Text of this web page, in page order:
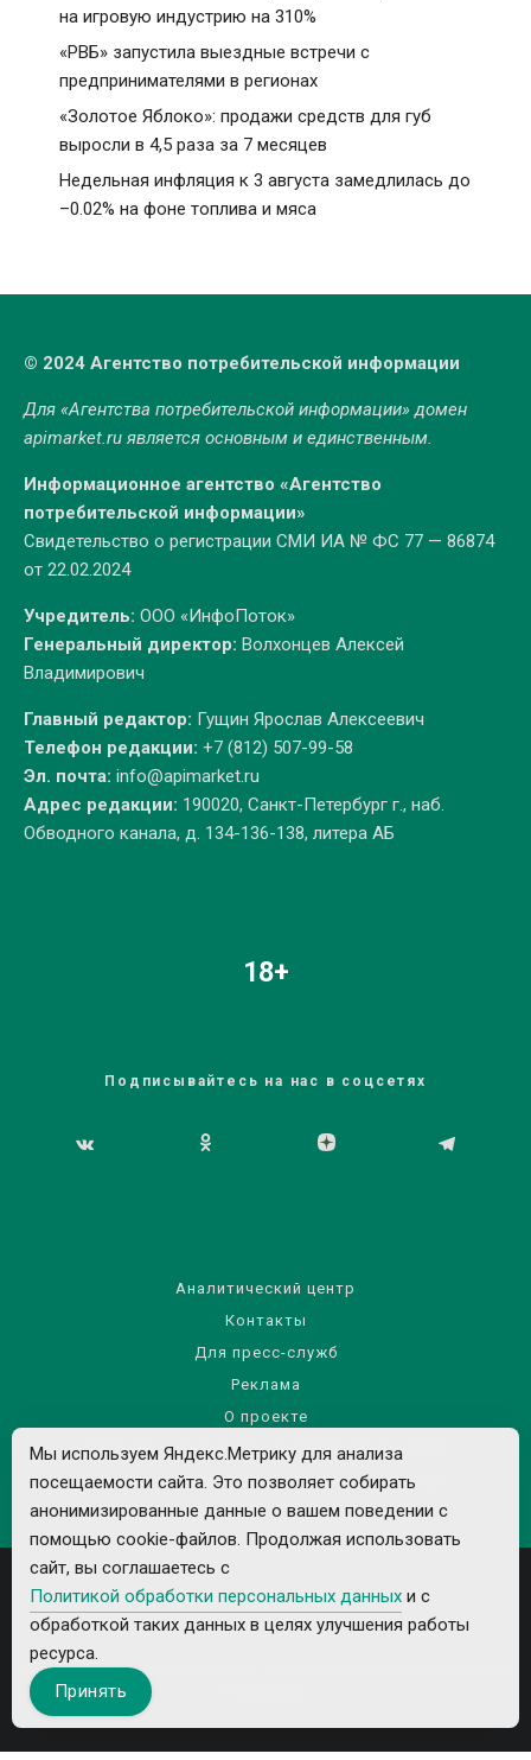
на игровую индустрию на 310%
«РВБ» запустила выездные встречи с
предпринимателями в регионах
«Золотое Яблоко»: продажи средств для губ
выросли в 4,5 раза за 7 месяцев
Недельная инфляция к 3 августа замедлилась до
–0.02% на фоне топлива и мяса
© 2024 Агентство потребительской информации
Для «Агентства потребительской информации» домен
apimarket.ruявляется основным и единственным.
Информационное агентство «Агентство
потребительской информации»
Свидетельство о регистрации СМИ ИА № ФС 77 — 86874
от 22.02.2024
Учредитель: ООО «ИнфоПоток»
Генеральный директор: Волхонцев Алексей
Владимирович
Главный редактор: Гущин Ярослав Алексеевич
Телефон редакции: +7 (812) 507-99-58
Эл. почта: info@apimarket.ru
Адрес редакции: 190020, Санкт-Петербург г., наб.
Обводного канала, д. 134-136-138, литера АБ
18+
Подписывайтесь на нас в соцсетях
Аналитический центр
Контакты
Для пресс-служб
Реклама
О проекте
Правила использования материалов сайта
Политика обработки персональных данных
Все рекламируемые товары и услуги имеют необходимые лицензии и
Мы используем Яндекс.Метрику для анализа
посещаемости сайта. Это позволяет собирать
анонимизированные данные о вашем поведении с
помощью cookie-файлов. Продолжая использовать
сайт, вы соглашаетесь с
Политикой обработки персональных данных и с
обработкой таких данных в целях улучшения работы
ресурса.
Принять